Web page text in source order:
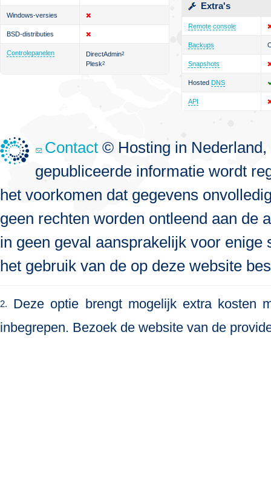
Windows-versies
BSD-distributies
Controlepanelen DirectAdmin2
Plesk2
Extra's
Remote console
Backups
Snapshots
Hosted DNS
API
Contact © Hosting in
gepubliceerde informatie wordt
het voorkomen dat gegevens
geen rechten worden ontleend aan de
in geen geval aansprakelijk voor
het gebruik van de op deze website
2.
Deze optie brengt mogelijk extra kosten
inbegrepen. Bezoek de website van de